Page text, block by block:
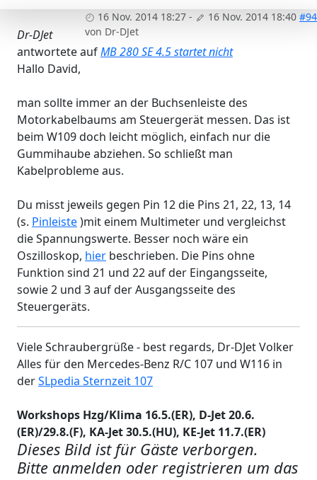
16 Nov. 2014 18:27 - 16 Nov. 2014 18:40 #94
von Dr-DJet
Dr-DJet
antwortete aufMB 280 SE 4.5 startet nicht
Hallo David,
man sollte immer an der Buchsenleiste des
Motorkabelbaums am Steuergerät messen. Das ist
beim W109 doch leicht möglich, einfach nur die
Gummihaube abziehen. So schließt man
Kabelprobleme aus.
Du misst jeweils gegen Pin 12 die Pins 21, 22, 13, 14
(s. Pinleiste)mit einem Multimeter und vergleichst
die Spannungswerte. Besser noch wäre ein
Oszilloskop, hier beschrieben. Die Pins ohne
Funktion sind 21 und 22 auf der Eingangsseite,
sowie 2 und 3 auf der Ausgangsseite des
Steuergeräts.
Viele Schraubergrüße - best regards, Dr-DJet Volker
Alles für den Mercedes-Benz R/C 107 und W116 in
derSLpedia Sternzeit 107
Workshops Hzg/Klima 16.5.(ER), D-Jet 20.6.
(ER)/29.8.(F), KA-Jet 30.5.(HU), KE-Jet 11.7.(ER)
Dieses Bild ist für Gäste verborgen.
Bitte anmelden oder registrieren um das